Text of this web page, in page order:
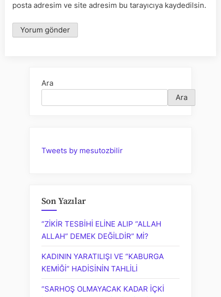
posta adresim ve site adresim bu tarayıcıya kaydedilsin.
Ara
Ara
Tweets by mesutozbilir
Son Yazılar
“ZİKİR TESBİHİ ELİNE ALIP “ALLAH
ALLAH” DEMEK DEĞİLDİR” Mİ?
KADININ YARATILIŞI VE “KABURGA
KEMİĞİ” HADİSİNİN TAHLİLİ
“SARHOŞ OLMAYACAK KADAR İÇKİ